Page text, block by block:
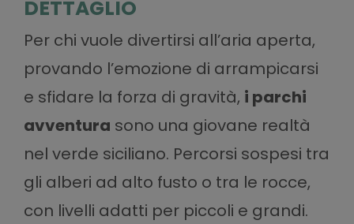
DETTAGLIO
Per chi vuole divertirsi all’aria aperta,
provando l’emozione di arrampicarsi
e sfidare la forza di gravità, i parchi
avventura sono una giovane realtà
nel verde siciliano. Percorsi sospesi tra
gli alberi ad alto fusto o tra le rocce,
con livelli adatti per piccoli e grandi.